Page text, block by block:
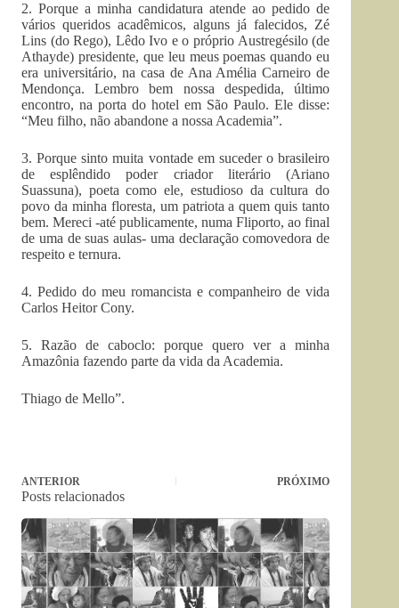
2. Porque a minha candidatura atende ao pedido de
vários queridos acadêmicos, alguns já falecidos, Zé
Lins (do Rego), Lêdo Ivo e o próprio Austregésilo (de
Athayde) presidente, que leu meus poemas quando eu
era universitário, na casa de Ana Amélia Carneiro de
Mendonça. Lembro bem nossa despedida, último
encontro, na porta do hotel em São Paulo. Ele disse:
“Meu filho, não abandone a nossa Academia”.
3. Porque sinto muita vontade em suceder o brasileiro
de esplêndido poder criador literário (Ariano
Suassuna), poeta como ele, estudioso da cultura do
povo da minha floresta, um patriota a quem quis tanto
bem. Mereci -até publicamente, numa Fliporto, ao final
de uma de suas aulas- uma declaração comovedora de
respeito e ternura.
4. Pedido do meu romancista e companheiro de vida
Carlos Heitor Cony.
5. Razão de caboclo: porque quero ver a minha
Amazônia fazendo parte da vida da Academia.
Thiago de Mello”.
ANTERIOR PRÓXIMO
Posts relacionados